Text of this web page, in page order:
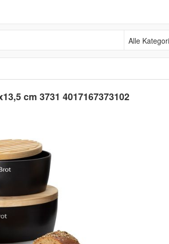
Alle Kategorien
cm 3731 4017167373102